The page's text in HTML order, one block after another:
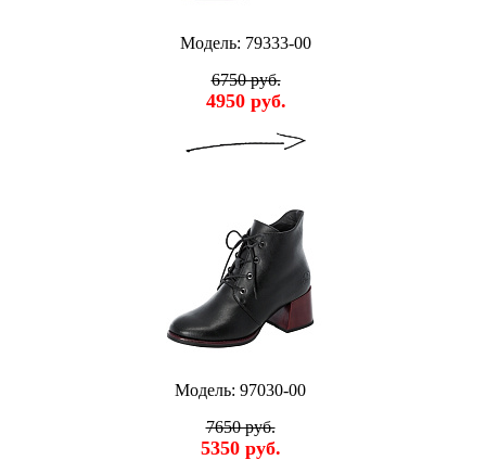
Модель: 79333-00
6750 руб.
4950 руб.
Модель: 97030-00
7650 руб.
5350 руб.